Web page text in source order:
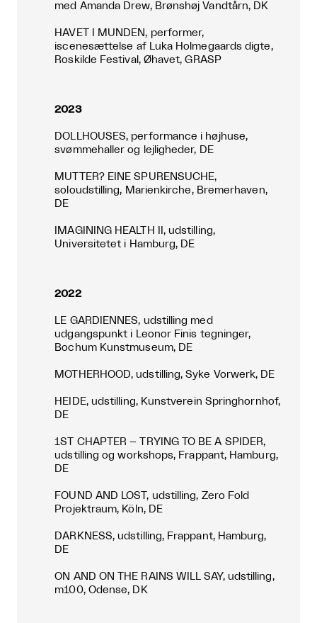
med Amanda Drew, Brønshøj Vandtårn, DK
HAVET I MUNDEN, performer,
iscenesættelse af Luka Holmegaards digte,
Roskilde Festival, Øhavet, GRASP
2023
DOLLHOUSES, performance i højhuse,
svømmehaller og lejligheder, DE
MUTTER? EINE SPURENSUCHE,
soloudstilling, Marienkirche, Bremerhaven,
DE
IMAGINING HEALTH II, udstilling,
Universitetet i Hamburg, DE
2022
LE GARDIENNES, udstilling med
udgangspunkt i Leonor Finis tegninger,
Bochum Kunstmuseum, DE
MOTHERHOOD, udstilling, Syke Vorwerk, DE
HEIDE, udstilling, Kunstverein Springhornhof,
DE
1ST CHAPTER – TRYING TO BE A SPIDER,
udstilling og workshops, Frappant, Hamburg,
DE
FOUND AND LOST, udstilling, Zero Fold
Projektraum, Köln, DE
DARKNESS, udstilling, Frappant, Hamburg,
DE
ON AND ON THE RAINS WILL SAY, udstilling,
m100, Odense, DK